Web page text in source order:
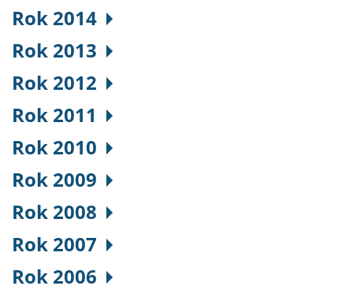
Rok 2014
Rok 2013
Rok 2012
Rok 2011
Rok 2010
Rok 2009
Rok 2008
Rok 2007
Rok 2006